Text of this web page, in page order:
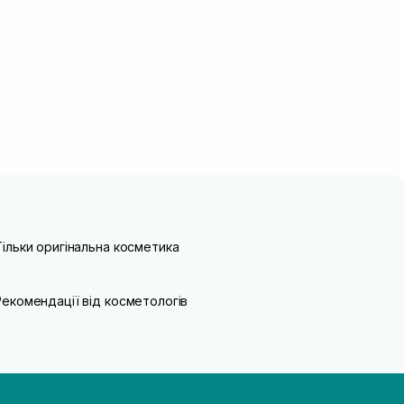
оригінальна косметика
від косметологів